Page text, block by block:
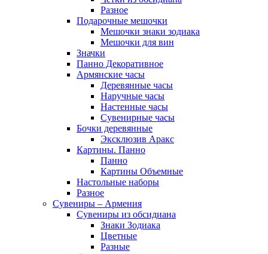
Разное
Подарочные мешочки
Мешочки знаки зодиака
Мешочки для вин
Значки
Панно Декоративное
Армянские часы
Деревянные часы
Наручные часы
Настенные часы
Сувенирные часы
Бочки деревянные
Эксклюзив Аракс
Картины. Панно
Панно
Картины Объемные
Настольные наборы
Разное
Сувениры – Армения
Сувениры из обсидиана
Знаки Зодиака
Цветные
Разные